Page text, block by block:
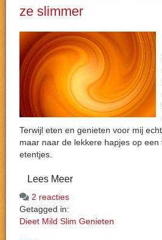
ze slimmer
Terwijl eten en genieten voor mij
maar naar de lekkere hapjes op
etentjes.
Lees Meer
2 reacties
Getagged in:
Dieet Mild Slim Genieten